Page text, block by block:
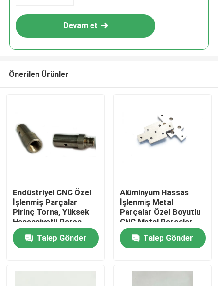
Devam et
Önerilen Ürünler
Endüstriyel CNC Özel
İşlenmiş Parçalar
Pirinç Torna, Yüksek
Hassasiyetli Parça
Torna
Talep Gönder
Alüminyum Hassas
İşlenmiş Metal
Parçalar Özel Boyutlu
CNC Metal Parçalar
Talep Gönder